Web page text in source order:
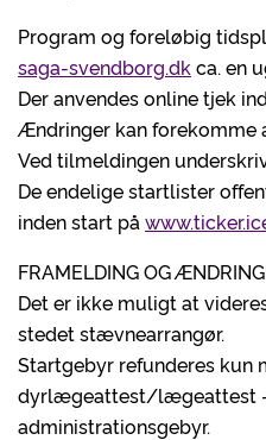
Program og foreløbig
saga-svendborg.dk ca. en
Der anvendes online tjek
Ændringer kan forekomme
Ved tilmeldingen
De endelige startlister
inden start på
FRAMELDING OG
Det er ikke muligt at
stedet stævnearrangør.
Startgebyr refunderes kun
dyrlægeattest/lægeattest -
administrationsgebyr.